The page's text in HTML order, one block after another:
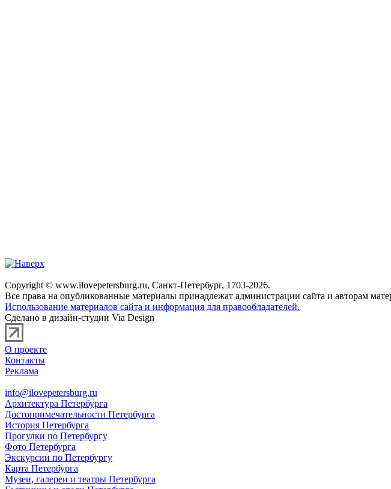
Copyright © www.ilovepetersburg.ru, Санкт-Петербург, 1703-2026.
Все права на опубликованные материалы принадлежат администрации сайта и авторам
Использование материалов сайта и информация для правообладателей.
Сделано в дизайн-студии Via Design
О проекте
Контакты
Реклама
info@ilovepetersburg.ru
Архитектура Петербурга
Достопримечательности Петербурга
История Петербурга
Прогулки по Петербургу
Фото Петербурга
Экскурсии по Петербургу
Карта Петербурга
Музеи, галереи и театры Петербурга